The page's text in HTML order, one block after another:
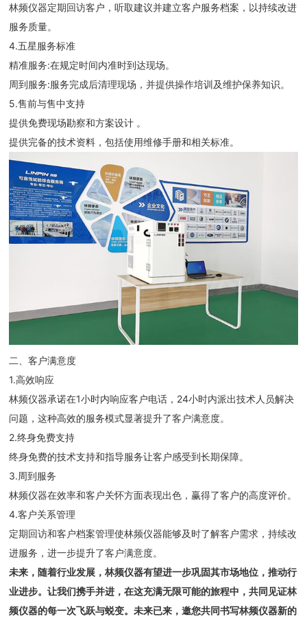
林频仪器定期回访客户，听取建议并建立客户服务档案，以持续改进
服务质量。
4.五星服务标准
精准服务:在规定时间内准时到达现场。
周到服务:服务完成后清理现场，并提供操作培训及维护保养知识。
5.售前与售中支持
提供免费现场勘察和方案设计 。
提供完备的技术资料，包括使用维修手册和相关标准。
二、客户满意度
1.高效响应
林频仪器承诺在1小时内响应客户电话，24小时内派出技术人员解决
问题，这种高效的服务模式显著提升了客户满意度。
2.终身免费支持
终身免费的技术支持和指导服务让客户感受到长期保障。
3.周到服务
林频仪器在效率和客户关怀方面表现出色，赢得了客户的高度评价。
4.客户关系管理
定期回访和客户档案管理使林频仪器能够及时了解客户需求，持续改
进服务，进一步提升了客户满意度。
未来，随着行业发展，林频仪器有望进一步巩固其市场地位，推动行
业进步。让我们携手并进，在这充满无限可能的旅程中，共同见证林
频仪器的每一次飞跃与蜕变。未来已来，邀您共同书写林频仪器新的